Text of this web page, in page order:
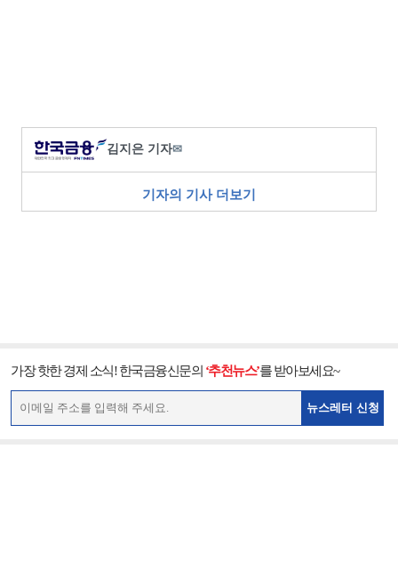
김지은 기자✉
기자의 기사 더보기
가장 핫한 경제 소식! 한국금융신문의 ‘추천뉴스’를 받아보세요~
뉴스레터 신청